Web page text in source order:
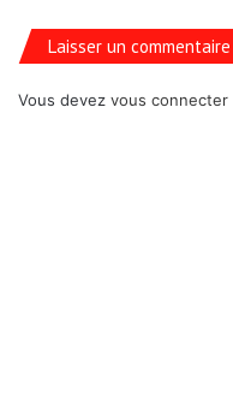
Laisser un commentaire
Vous devez vous connecter